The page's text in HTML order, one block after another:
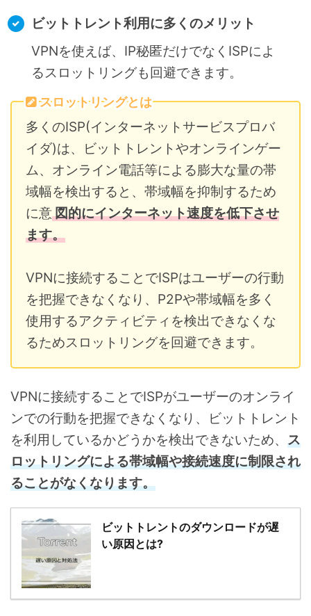
ビットトレント利用に多くのメリット
VPNを使えば、IP秘匿だけでなくISPによ
るスロットリングも回避できます。
スロットリングとは
多くのISP(インターネットサービスプロバ
イダ)は、ビットトレントやオンラインゲー
ム、オンライン電話等による膨大な量の帯
域幅を検出すると、帯域幅を抑制するため
に意図的にインターネット速度を低下させ
ます。
VPNに接続することでISPはユーザーの行動
を把握できなくなり、P2Pや帯域幅を多く
使用するアクティビティを検出できなくな
るためスロットリングを回避できます。
VPNに接続することでISPがユーザーのオンライ
ンでの行動を把握できなくなり、ビットトレント
を利用しているかどうかを検出できないため、 ス
ロットリングによる帯域幅や接続速度に制限され
ることがなくなります。
ビットトレントのダウンロードが遅
い原因とは?